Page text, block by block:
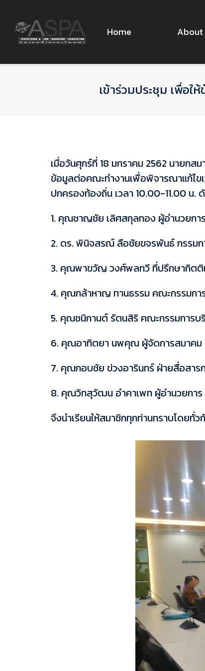
Home About
เข้าร่วมประชุม เพื่อ
เมื่อวันศุกร์ที่ 18 มกราคม 2562 นายก
ข้อมูลต่อคณะทำงานเพื่อพิจารณาแก้ไข
ปกครองท้องถิ่น เวลา 10.00-11.00 น.
1. คุณชาญชัย เลิศสกุลทอง ผู้อำนวยกา
2. ดร. พินิจสรณ์ ลือชัยขจรพันธ์ กรรม
3. คุณพาขวัญ วงศ์พลทวี ที่ปรึกษากิต
4. คุณกล้าหาญ ทานธรรม คณะกรรมกา
5. คุณชนิกานต์ รัตนสิริ คณะกรรมการบ
6. คุณอาทิตยา นพคุณ ผู้จัดการสมาคม
7. คุณกอบชัย ข่วงอารินทร์ ฝ่ายสื่อสา
8. คุณวิทสุวัฒน อำคาเพท ผู้อำนวยการ
จึงนำเรียนให้สมาชิกทุกท่านทราบโดยทั่ว